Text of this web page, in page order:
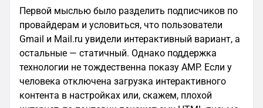
Первой мыслью было разделить подписчиков по
провайдерам и условиться, что пользователи
Gmail и Mail.ru увидели интерактивный вариант, а
остальные — статичный. Однако поддержка
технологии не тождественна показу AMP. Если у
человека отключена загрузка интерактивного
контента в настройках или, скажем, плохой